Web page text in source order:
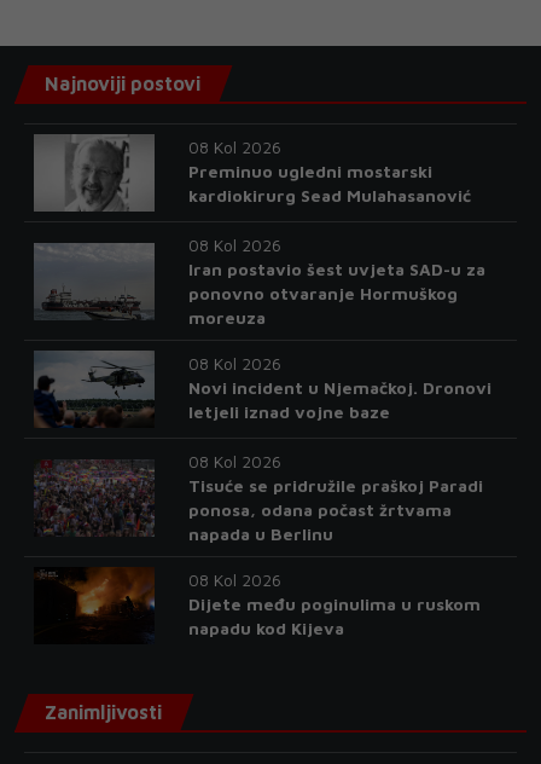
Najnoviji postovi
08 Kol 2026
Preminuo ugledni mostarski
kardiokirurg Sead Mulahasanović
08 Kol 2026
Iran postavio šest uvjeta SAD-u za
ponovno otvaranje Hormuškog
moreuza
08 Kol 2026
Novi incident u Njemačkoj. Dronovi
letjeli iznad vojne baze
08 Kol 2026
Tisuće se pridružile praškoj Paradi
ponosa, odana počast žrtvama
napada u Berlinu
08 Kol 2026
Dijete među poginulima u ruskom
napadu kod Kijeva
Zanimljivosti